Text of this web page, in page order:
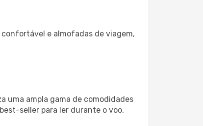
e almofadas de viagem,
uma ampla gama de comodidades
seller para ler durante o voo,